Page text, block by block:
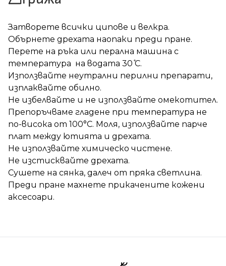
Затворете всички ципове и велкра.
Обърнете дрехата наопаки преди пране.
Перете на ръка или перална машина с
температура на водата 30 ̊С.
Използвайте неутрални перилни препарати,
изплаквайте обилно.
Не избелвайте и не използвайте омекотител.
Препоръчваме гладене при температура не
по-висока от 100°C. Моля, използвайте парче
плат между ютията и дрехата.
Не използвайте химическо чистене.
Не изстисквайте дрехата.
Сушете на сянка, далеч от пряка светлина.
Преди пране махнете прикачените кожени
аксесоари.